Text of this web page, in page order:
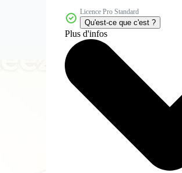
Licence Pro Standard
Qu'est-ce que c'est ?
Plus d'infos